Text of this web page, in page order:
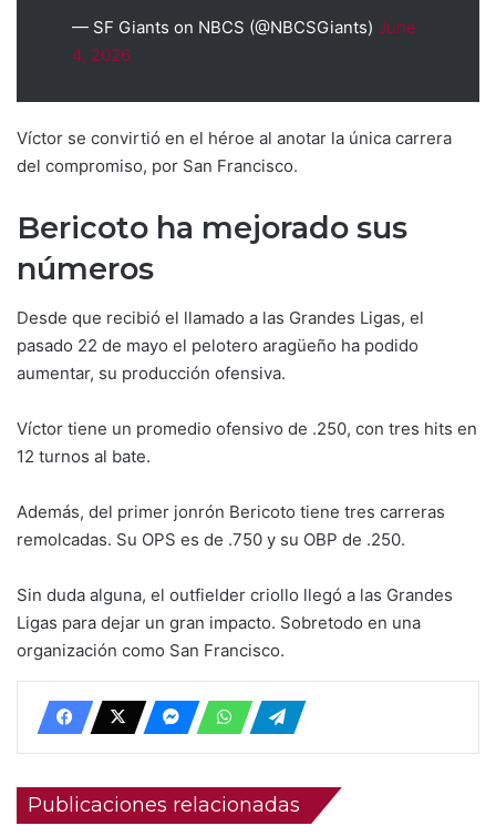
— SF Giants on NBCS (@NBCSGiants) June
4, 2026
Víctor se convirtió en el héroe al anotar la única carrera
del compromiso, por San Francisco.
Bericoto ha mejorado sus
números
Desde que recibió el llamado a las Grandes Ligas, el
pasado 22 de mayo el pelotero aragüeño ha podido
aumentar, su producción ofensiva.
Víctor tiene un promedio ofensivo de .250, con tres hits en
12 turnos al bate.
Además, del primer jonrón Bericoto tiene tres carreras
remolcadas. Su OPS es de .750 y su OBP de .250.
Sin duda alguna, el outfielder criollo llegó a las Grandes
Ligas para dejar un gran impacto. Sobretodo en una
organización como San Francisco.
Publicaciones relacionadas